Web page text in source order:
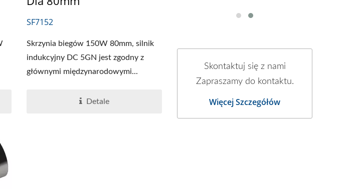
SF7152
Skrzynia biegów 150W 80mm, silnik
indukcyjny DC 5GN jest zgodny z
głównymi międzynarodowymi...
Detale
Skontaktuj się z nami
Zapraszamy do kontaktu.
Więcej Szczegółów